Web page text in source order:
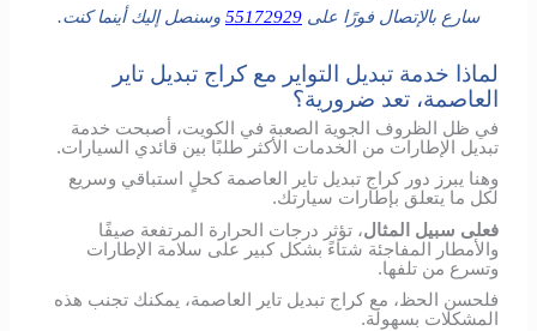
سارع بالإتصال فورًا على 55172929 وسنصل إليك أينما كنت.
لماذا خدمة تبديل التواير مع كراج تبديل تاير
العاصمة، تعد ضرورية؟
في ظل الظروف الجوية الصعبة في الكويت، أصبحت خدمة
تبديل الإطارات من الخدمات الأكثر طلبًا بين قائدي السيارات.
وهنا يبرز دور كراج تبديل تاير العاصمة كحلٍ استباقي وسريع
لكل ما يتعلق بإطارات سيارتك.
فعلى سبيل المثال، تؤثر درجات الحرارة المرتفعة صيفًا
والأمطار المفاجئة شتاءً بشكل كبير على سلامة الإطارات
وتسرع من تلفها.
فلحسن الحظ، مع كراج تبديل تاير العاصمة، يمكنك تجنب هذه
المشكلات بسهولة.